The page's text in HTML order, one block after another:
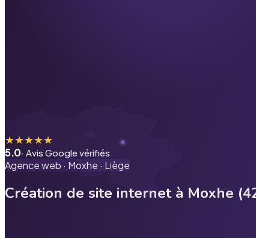
★★★★★
5.0· Avis Google vérifiés
Agence web · Moxhe · Liège
Création de site internet à Moxhe (